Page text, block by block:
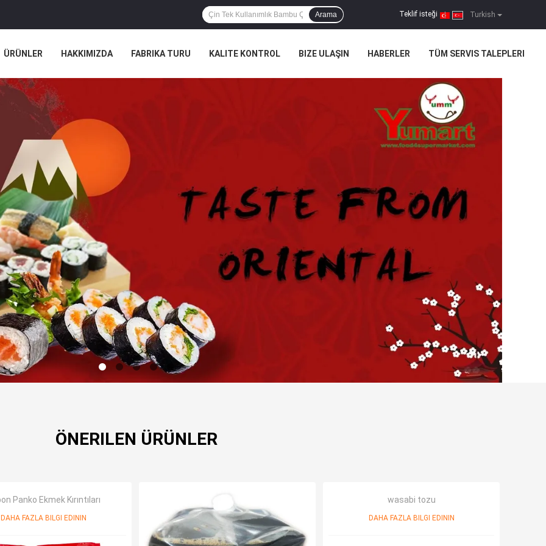
Turkish
Teklif isteği |
Arama
ÜRÜNLER HAKKIMIZDA FABRIKA TURU KALITE KONTROL BIZE ULAŞIN HABERLER TÜM SERVIS TALEPLERI
ÖNERILEN ÜRÜNLER
Panko Ekmek Kırıntıları
DAHA FAZLA BILGI EDININ
wasabi tozu
DAHA FAZLA BILGI EDININ